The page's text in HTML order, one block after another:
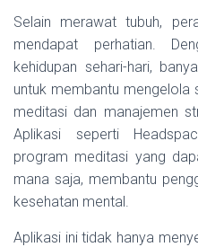
Selain merawat tubuh,
mendapat perhatian.
kehidupan sehari-hari,
untuk membantu mengelola
meditasi dan manajemen
Aplikasi seperti
program meditasi yang
mana saja, membantu
kesehatan mental.
Aplikasi ini tidak hanya